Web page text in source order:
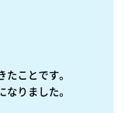
ことです。
りました。